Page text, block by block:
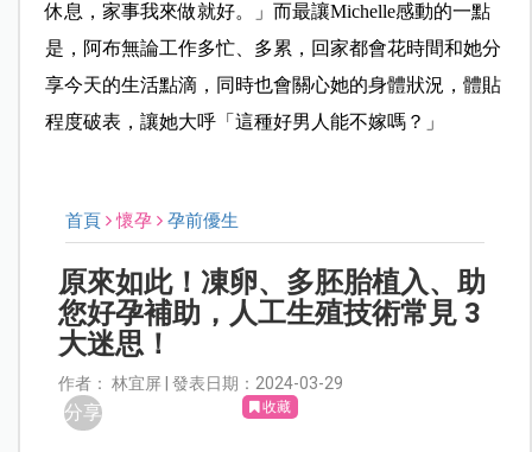
休息，家事我來做就好。」而最讓Michelle感動的一點
是，阿布無論工作多忙、多累，回家都會花時間和她分
享今天的生活點滴，同時也會關心她的身體狀況，體貼
程度破表，讓她大呼「這種好男人能不嫁嗎？」
首頁 懷孕 孕前優生
原來如此！凍卵、多胚胎植入、助
您好孕補助，人工生殖技術常見 3
大迷思！
作者： 林宜屏 | 發表日期：2024-03-29
分享 收藏